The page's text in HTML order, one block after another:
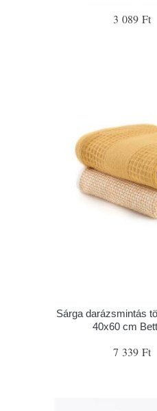
3 089 Ft
Sárga darázsmintás
40x60 cm
7 339 Ft